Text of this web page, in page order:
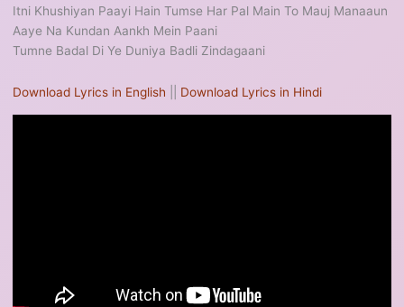
Itni Khushiyan Paayi Hain Tumse Har Pal Main To Mauj Manaaun
Aaye Na Kundan Aankh Mein Paani
Tumne Badal Di Ye Duniya Badli Zindagaani
Download Lyrics in English Download Lyrics in Hindi